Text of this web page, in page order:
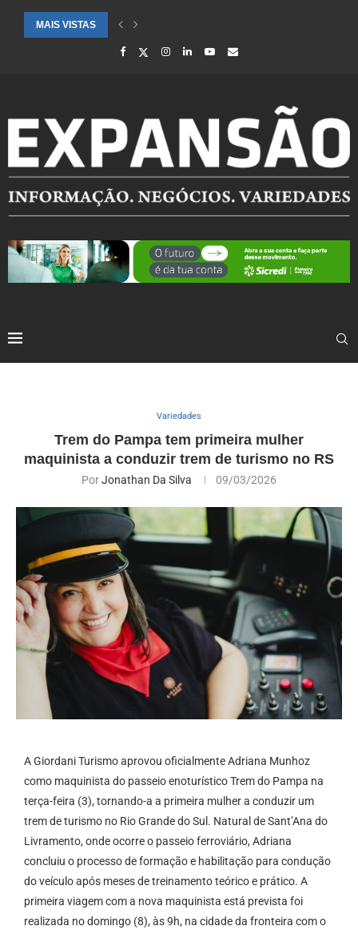
MAIS VISTAS
CIDADES ATENDIDAS PELO SEBRAE RS SÃO DESTAQUE EM
Variedades
Trem do Pampa tem primeira mulher
maquinista a conduzir trem de turismo no RS
PorJonathan Da Silva 09/03/2026
A Giordani Turismo aprovou oficialmente Adriana Munhoz
como maquinista do passeio enoturístico Trem do Pampa na
terça-feira (3), tornando-a a primeira mulher a conduzir um
trem de turismo no Rio Grande do Sul. Natural de Sant’Ana do
Livramento, onde ocorre o passeio ferroviário, Adriana
concluiu o processo de formação e habilitação para condução
do veículo após meses de treinamento teórico e prático. A
primeira viagem com a nova maquinista está prevista foi
realizada no domingo (8), às 9h, na cidade da fronteira com o